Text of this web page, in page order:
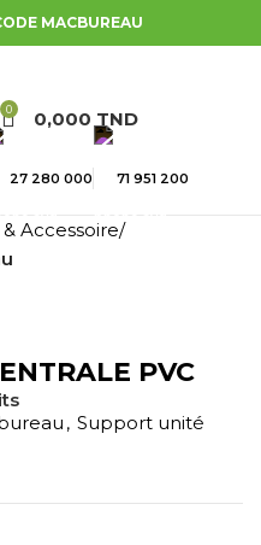
MACBUREAU
0 0,000 TND
27 280 000 71 951 200
Accessoire
PVC
, Support unité